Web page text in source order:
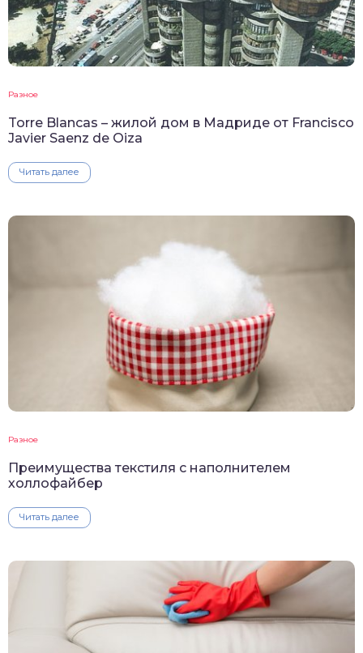
Разное
Torre Blancas – жилой дом в Мадриде от Francisco
Javier Saenz de Oiza
Читать далее
Разное
Преимущества текстиля с наполнителем
холлофайбер
Читать далее